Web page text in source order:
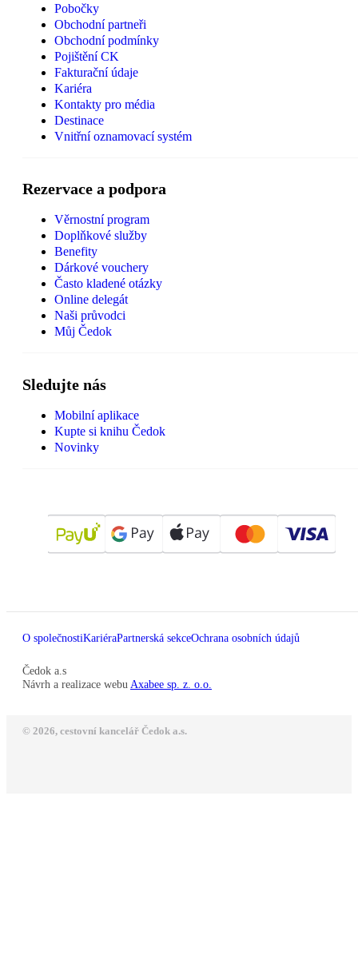
Pobočky
Obchodní partneři
Obchodní podmínky
Pojištění CK
Fakturační údaje
Kariéra
Kontakty pro média
Destinace
Vnitřní oznamovací systém
Rezervace a podpora
Věrnostní program
Doplňkové služby
Benefity
Dárkové vouchery
Často kladené otázky
Online delegát
Naši průvodci
Můj Čedok
Sledujte nás
Mobilní aplikace
Kupte si knihu Čedok
Novinky
O společnostiKariéraPartnerská sekceOchrana osobních údajů
Čedok a.s
Návrh a realizace webu Axabee sp. z. o.o.
© 2026, cestovní kancelář Čedok a.s.